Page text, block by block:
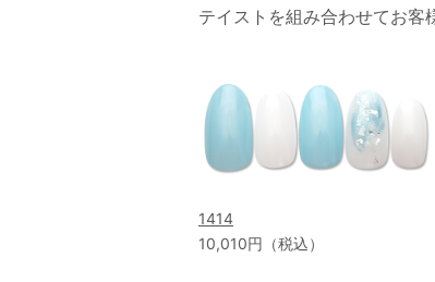
テイストを組み合わせてお客
1414
10,010円（税込）